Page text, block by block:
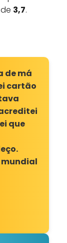
3,7.
de má
cartão
que
mundial